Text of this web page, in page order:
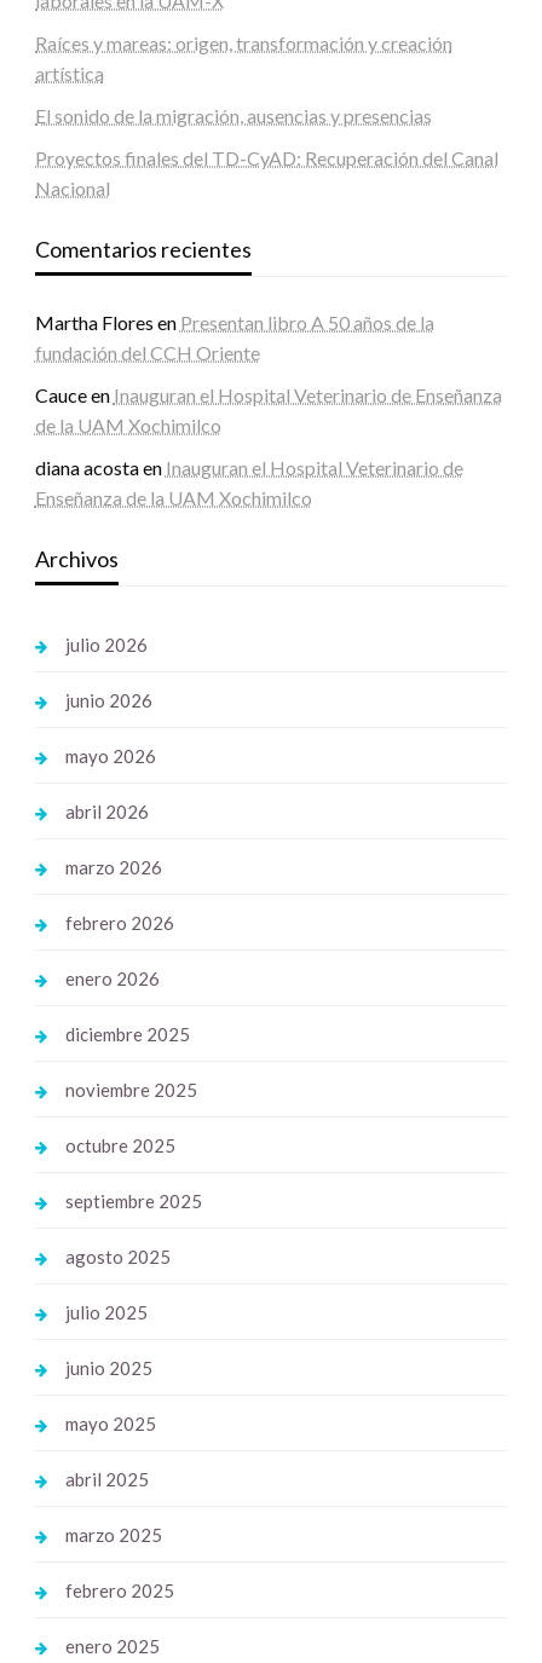
Raíces y mareas: origen, transformación y creación
artística
El sonido de la migración, ausencias y presencias
Proyectos finales del TD-CyAD: Recuperación del Canal
Nacional
Comentarios recientes
Martha Flores en Presentan libro A 50 años de la
fundación del CCH Oriente
Cauceen Inauguran el Hospital Veterinario de Enseñanza
de la UAM Xochimilco
diana acostaen Inauguran el Hospital Veterinario de
Enseñanza de la UAM Xochimilco
Archivos
julio 2026
junio 2026
mayo 2026
abril 2026
marzo 2026
febrero 2026
enero 2026
diciembre 2025
noviembre 2025
octubre 2025
septiembre 2025
agosto 2025
julio 2025
junio 2025
mayo 2025
abril 2025
marzo 2025
febrero 2025
enero 2025